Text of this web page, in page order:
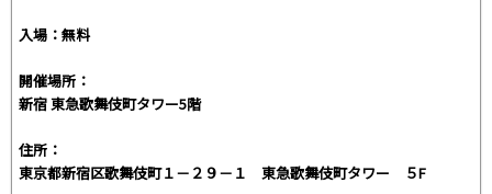
入場：無料
開催場所：
新宿 東急歌舞伎町タワー5階
住所：
東京都新宿区歌舞伎町１－２９－１ 東急歌舞伎町タワー ５F